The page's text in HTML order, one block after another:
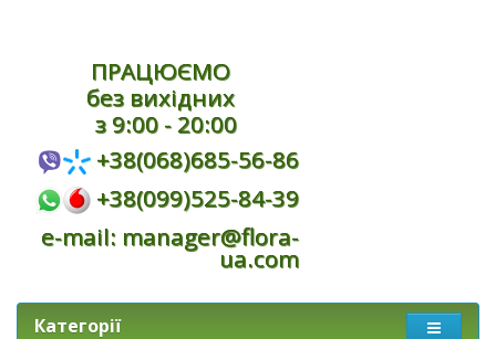
ПРАЦЮЄМО
без вихідних
з 9:00 - 20:00
+38(068)685-56-86
+38(099)525-84-39
e-mail: manager@flora-
ua.com
Категорії